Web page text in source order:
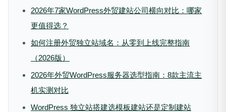
2026年7家WordPress外贸建站公司横向对比：哪家
更值得选？
如何注册外贸独立站域名：从零到上线完整指南
（2026版）
2026年外贸WordPress服务器选型指南：8款主流主
机实测对比
WordPress 独立站搭建选模板建站还是定制建站